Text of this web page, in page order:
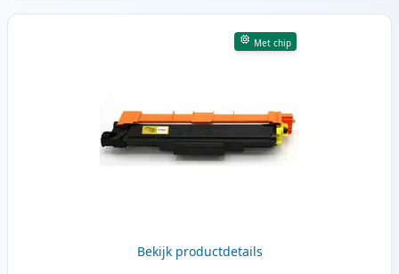
Met chip
Bekijk productdetails